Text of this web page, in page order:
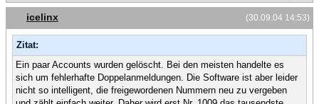
(30.09.04 14:53)
icelinx
Zitat:
Ein paar Accounts wurden gelöscht. Bei den meisten handelte es
sich um fehlerhafte Doppelanmeldungen. Die Software ist aber leider
nicht so intelligent, die freigewordenen Nummern neu zu vergeben